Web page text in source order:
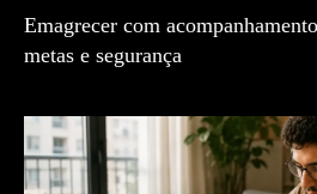
Emagrecer com
metas e segurança